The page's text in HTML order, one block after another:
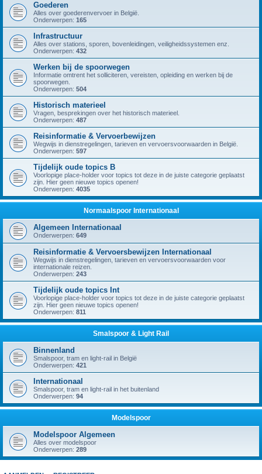
Goederen
Alles over goederenvervoer in België.
Onderwerpen: 165
Infrastructuur
Alles over stations, sporen, bovenleidingen, veiligheidssystemen enz.
Onderwerpen: 432
Werken bij de spoorwegen
Informatie omtrent het solliciteren, vereisten, opleiding en werken bij de
spoorwegen.
Onderwerpen: 504
Historisch materieel
Vragen, besprekingen over het historisch materieel.
Onderwerpen: 487
Reisinformatie & Vervoerbewijzen
Wegwijs in dienstregelingen, tarieven en vervoersvoorwaarden in België.
Onderwerpen: 597
Tijdelijk oude topics B
Voorlopige place-holder voor topics tot deze in de juiste categorie geplaatst
zijn. Hier geen nieuwe topics openen!
Onderwerpen: 4035
Normaalspoor Internationaal
Algemeen Internationaal
Onderwerpen: 649
Reisinformatie & Vervoersbewijzen Internationaal
Wegwijs in dienstregelingen, tarieven en vervoersvoorwaarden voor
internationale reizen.
Onderwerpen: 243
Tijdelijk oude topics Int
Voorlopige place-holder voor topics tot deze in de juiste categorie geplaatst
zijn. Hier geen nieuwe topics openen!
Onderwerpen: 811
Smalspoor & Light Rail
Binnenland
Smalspoor, tram en light-rail in België
Onderwerpen: 421
Internationaal
Smalspoor, tram en light-rail in het buitenland
Onderwerpen: 94
Modelspoor
Modelspoor Algemeen
Alles over modelspoor
Onderwerpen: 289